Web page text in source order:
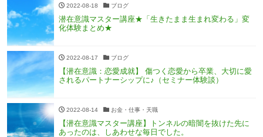
2022-08-18 ブログ
潜在意識マスター講座★「生きたまま生まれ変わる」変
化体験まとめ★
2022-08-17 ブログ
【潜在意識：恋愛成就】 傷つく恋愛から卒業、大切に愛
されるパートナーシップに♪（セミナー体験談）
2022-08-14 お金・仕事・天職
【潜在意識マスター講座】トンネルの暗闇を抜けた先に
あったのは、しあわせな毎日でした。